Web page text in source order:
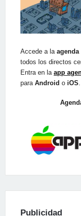
Accede a la
todos los directos
Entra en la app
para Android o iOS
Publicidad